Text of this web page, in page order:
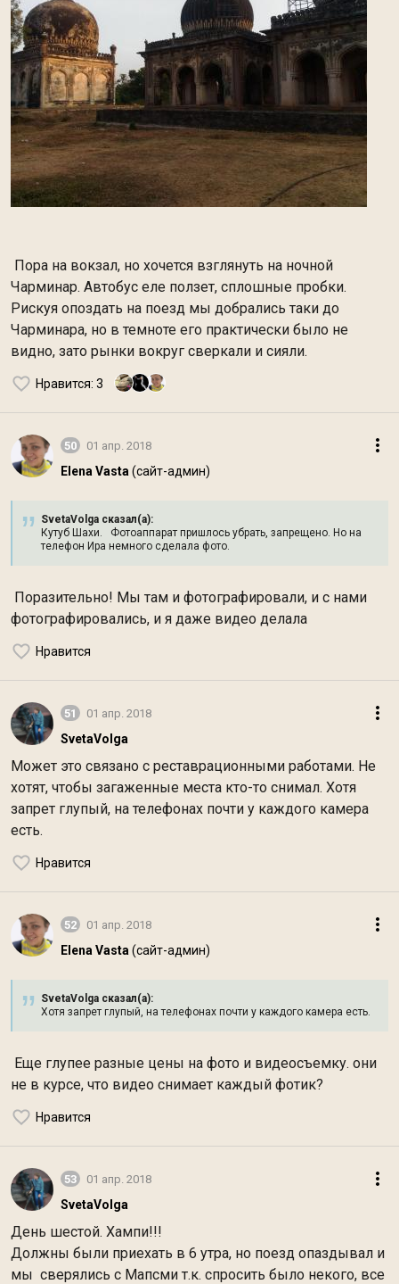
Пора на вокзал, но хочется взглянуть на ночной
Чарминар. Автобус еле ползет, сплошные пробки.
Рискуя опоздать на поезд мы добрались таки до
Чарминара, но в темноте его практически было не
видно, зато рынки вокруг сверкали и сияли.
Нравится: 3
50 01 апр. 2018
Elena Vasta (сайт-админ)
SvetaVolga сказал(а):
Кутуб Шахи. Фотоаппарат пришлось убрать, запрещено. Но на
телефон Ира немного сделала фото.
Поразительно! Мы там и фотографировали, и с нами
фотографировались, и я даже видео делала
Нравится
51 01 апр. 2018
SvetaVolga
Может это связано с реставрационными работами. Не
хотят, чтобы загаженные места кто-то снимал. Хотя
запрет глупый, на телефонах почти у каждого камера
есть.
Нравится
52 01 апр. 2018
Elena Vasta (сайт-админ)
SvetaVolga сказал(а):
Хотя запрет глупый, на телефонах почти у каждого камера есть.
Еще глупее разные цены на фото и видеосъемку. они
не в курсе, что видео снимает каждый фотик?
Нравится
53 01 апр. 2018
SvetaVolga
День шестой. Хампи!!!
Должны были приехать в 6 утра, но поезд опаздывал и
мы сверялись с Мапсми т.к. спросить было некого, все